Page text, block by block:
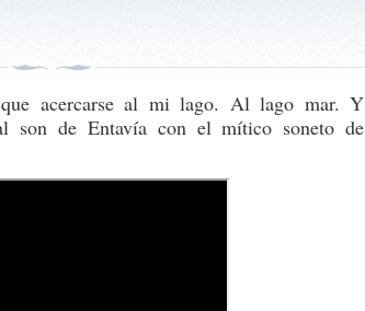
acercarse al mi lago. Al lago mar. Y
son de Entavía con el mítico soneto de